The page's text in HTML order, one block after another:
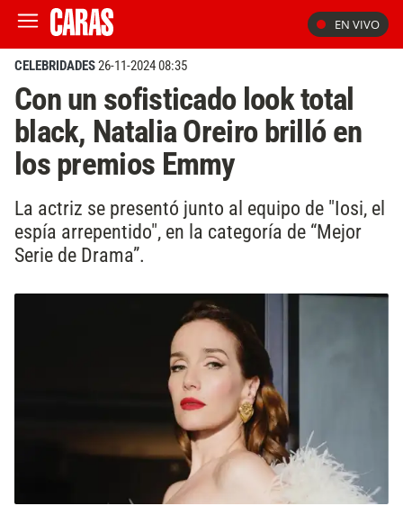
EN VIVO
CELEBRIDADES26-11-2024 08:35
Con un sofisticado look total
black, Natalia Oreiro brilló en
los premios Emmy
La actriz se presentó junto al equipo de "Iosi, el
espía arrepentido", en la categoría de “Mejor
Serie de Drama”.